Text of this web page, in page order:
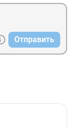
Отправить